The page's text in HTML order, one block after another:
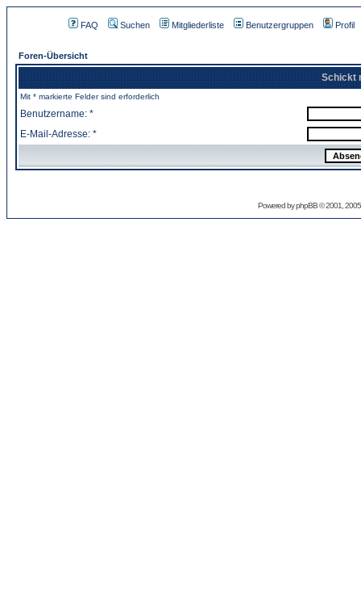
FAQ Suchen Mitgliederliste Benutzergruppen Profil
Foren-Übersicht
Schickt
Mit * markierte Felder sind erforderlich
Benutzername: *
E-Mail-Adresse: *
Powered byphpBB© 2001,